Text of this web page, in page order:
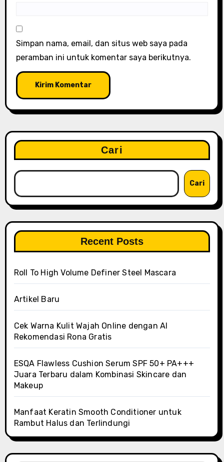
Simpan nama, email, dan situs web saya pada
peramban ini untuk komentar saya berikutnya.
Cari
Cari
Recent Posts
Roll To High Volume Definer Steel Mascara
Artikel Baru
Cek Warna Kulit Wajah Online dengan AI
Rekomendasi Rona Gratis
ESQA Flawless Cushion Serum SPF 50+ PA+++
Juara Terbaru dalam Kombinasi Skincare dan
Makeup
Manfaat Keratin Smooth Conditioner untuk
Rambut Halus dan Terlindungi